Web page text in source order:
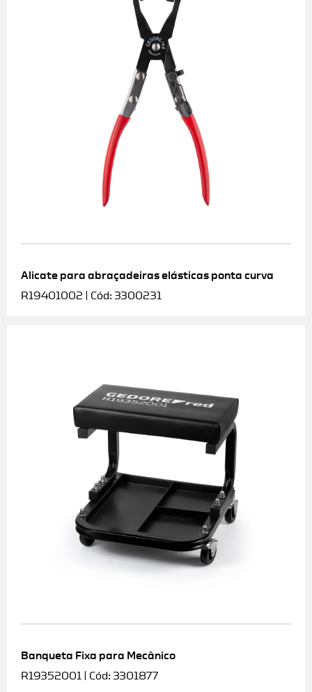
Alicate para abraçadeiras elásticas ponta curva
R19401002 | Cód: 3300231
Banqueta Fixa para Mecânico
R19352001 | Cód: 3301877